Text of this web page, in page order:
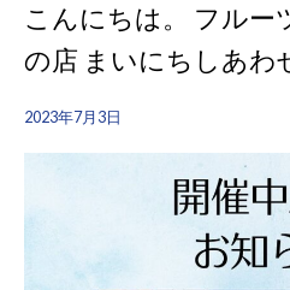
こんにちは。 フルー
の店 まいにちしあわ
2023年7月3日